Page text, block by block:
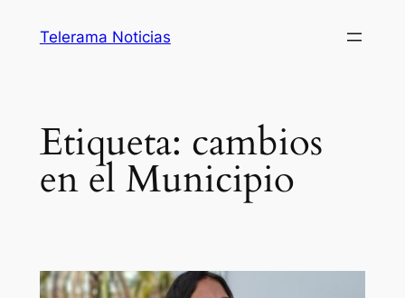
Telerama Noticias
Etiqueta: cambios
en el Municipio